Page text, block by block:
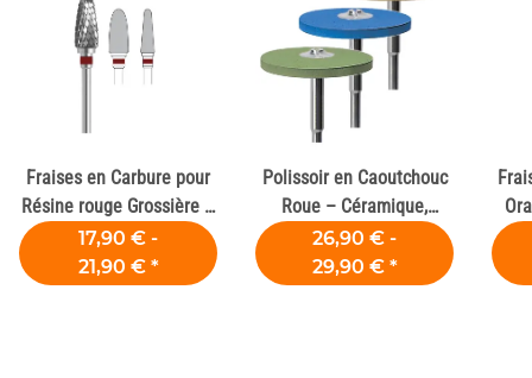
Fraises en Carbure pour
Résine rouge Grossière –
Laboratoires Dentaires
17,90 € -
21,90 € *
Polissoir en Caoutchouc
Roue – Céramique,
Zircone et Composite
26,90 € -
29,90 € *